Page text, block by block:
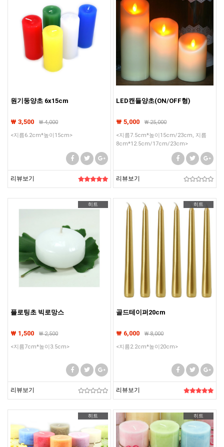
원기둥양초 6x15cm
₩ 3,500 ₩4,000
<지름6.2cm*높이15cm>
리뷰보기
LED캔들양초(ON/OFF형)
₩ 5,000 ₩25,000
<지름7.5cm*높이15cm/23cm, 지름
8cm*12.5cm/17cm/23cm>
리뷰보기
히트
플로팅초 빅로망스
₩ 1,500 ₩2,500
<지름7cm*높이3.5cm>
리뷰보기
히트
골드테이퍼20cm
₩ 6,000 ₩8,000
<지름2.2cm*높이20cm>
리뷰보기
히트 히트